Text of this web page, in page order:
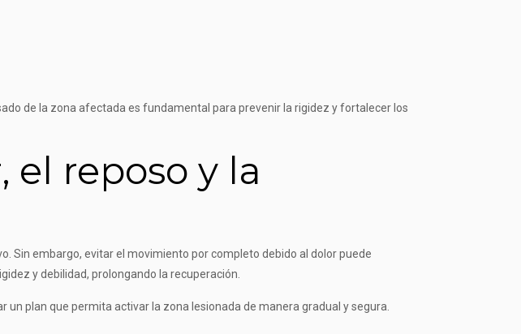
de la zona afectada es fundamental para prevenir la rigidez y fortalecer los
el reposo y la
Sin embargo, evitar el movimiento por completo debido al dolor puede
y debilidad, prolongando la recuperación.
plan que permita activar la zona lesionada de manera gradual y segura.